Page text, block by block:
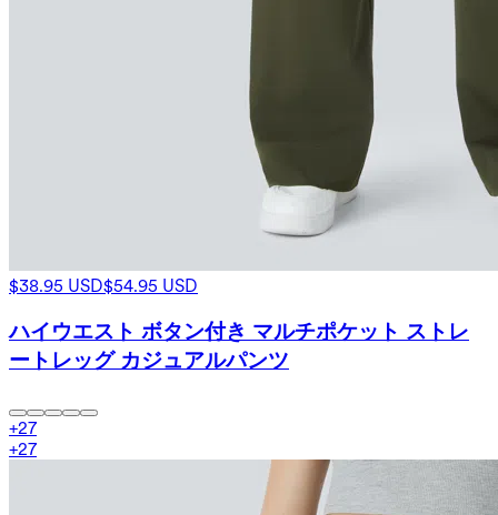
$38.95 USD$54.95 USD
ハイウエスト ボタン付き マルチポケット ストレ
ートレッグ カジュアルパンツ
+27
+27